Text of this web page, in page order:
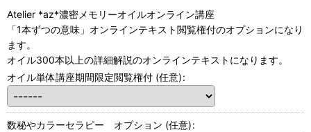
Atelier *az*濃密メモリーオイルオンライン講座
「1本ずつの意味」オンラインテキスト閲覧権付のオプションになり
ます。
オイル300本以上の詳細解説のオンラインテキストになります。
オイル単体講座期間限定閲覧権付 (任意):
数秘やカラーセラピー オプション (任意):